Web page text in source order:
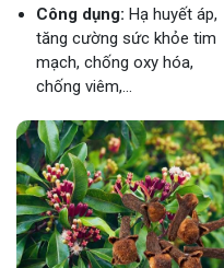
Công dụng: Hạ huyết áp,
tăng cường sức khỏe tim
mạch, chống oxy hóa,
chống viêm,...